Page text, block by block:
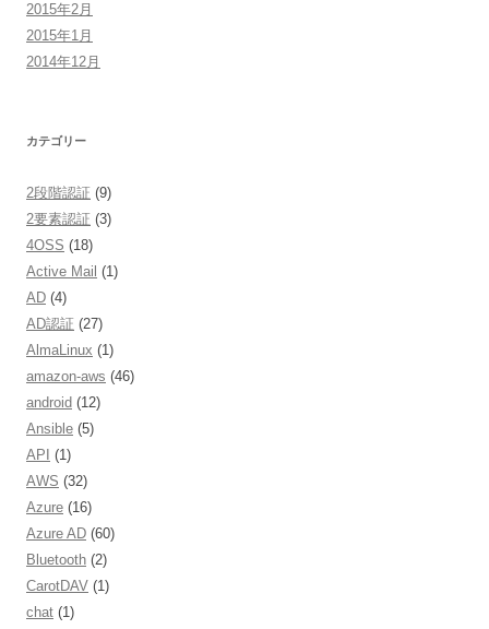
2015年2月
2015年1月
2014年12月
カテゴリー
2段階認証 (9)
2要素認証 (3)
4OSS (18)
Active Mail (1)
AD (4)
AD認証 (27)
AlmaLinux (1)
amazon-aws (46)
android (12)
Ansible (5)
API (1)
AWS (32)
Azure (16)
Azure AD (60)
Bluetooth (2)
CarotDAV (1)
chat (1)